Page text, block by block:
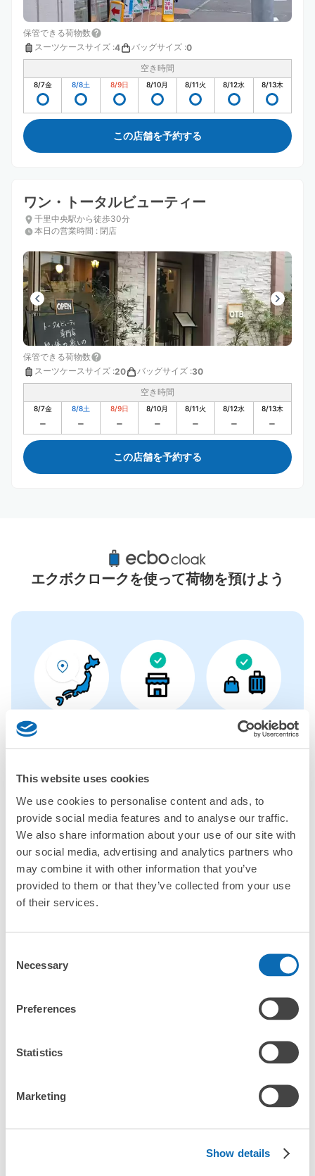
This website uses cookies
We use cookies to personalise content and ads, to
provide social media features and to analyse our traffic.
We also share information about your use of our site with
our social media, advertising and analytics partners who
may combine it with other information that you’ve
provided to them or that they’ve collected from your use
of their services.
Selection
Necessary
Preferences
Statistics
Marketing
Show details
保管できる荷物数
スーツケースサイズ :4 バッグサイズ :0
空き時間
8/7金 8/8土 8/9日 8/10月 8/11火 8/12水 8/13木
この店舗を予約する
ワン・トータルビューティー
千里中央駅から徒歩30分
本日の営業時間 : 閉店
保管できる荷物数
スーツケースサイズ :20 バッグサイズ :30
空き時間
8/7金 8/8土 8/9日 8/10月 8/11火 8/12水 8/13木
この店舗を予約する
万博記念公園駅周辺のおすすめコインロッカ
ー
コインロッカーの情報はありません
エクボクロークを使って荷物を預けよう
以上の預け場所
どんなサイズの
荷物もOK
使い方を見る
4つの特徴を見る
北は北海道から南は沖縄まで都市部を中心に全国で利用可能なサービスです
料金プランを見る
バッグサイズ
¥500/ 日
最大辺が45cm以上の大きさのお荷物（スーツケース、楽
「荷物がなくなったり、盗まれたりはしないのですか？」
「預かってもらえない荷物はありますか？」